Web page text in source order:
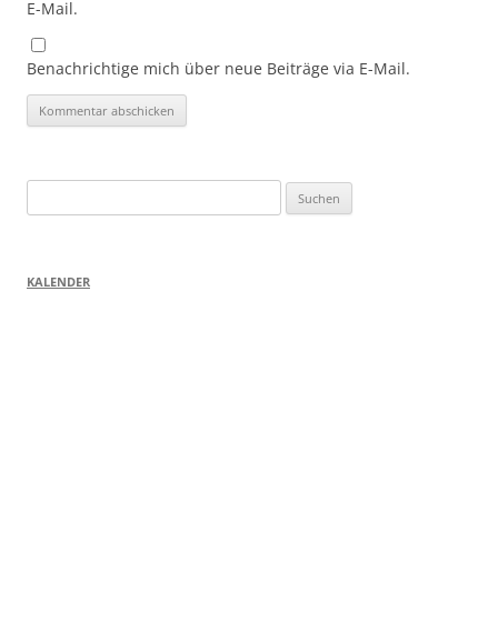
E-Mail.
Benachrichtige mich über neue Beiträge via E-Mail.
nach:
KALENDER